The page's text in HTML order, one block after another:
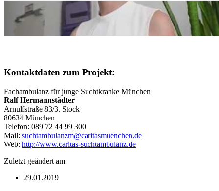
Kontaktdaten zum Projekt:
Fachambulanz für junge Suchtkranke München
Ralf Hermannstädter
Arnulfstraße 83/3. Stock
80634 München
Telefon: 089 72 44 99 300
Mail: suchtambulanzm@caritasmuenchen.de
Web: http://www.caritas-suchtambulanz.de
Zuletzt geändert am:
29.01.2019